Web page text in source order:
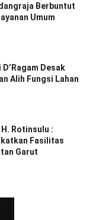
Berbuntut
Umum
Desak
Alih Fungsi Lahan
Rotinsulu :
Fasilitas
Garut